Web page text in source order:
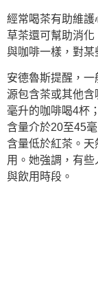
經常喝茶有助維
草茶還可幫助消
與咖啡一樣，對某
安德魯斯提醒，
源包含茶或其他
毫升的咖啡喝4杯
含量介於20至45
含量低於紅茶。
用。她強調，有
與飲用時段。